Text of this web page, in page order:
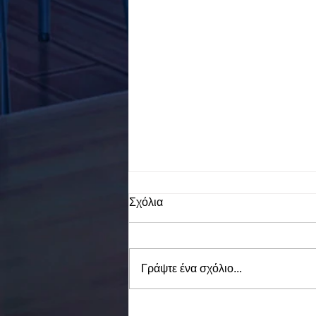
Σχόλια
Γράψτε ένα σχόλιο...